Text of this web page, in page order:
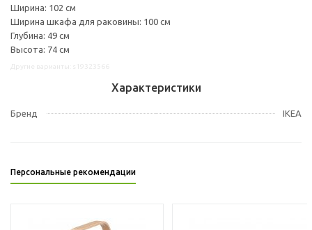
Ширина: 102 см
Ширина шкафа для раковины: 100 см
Глубина: 49 см
Высота: 74 см
Характеристики
Бренд IKEA
Персональные рекомендации